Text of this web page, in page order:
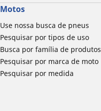
Motos
Use nossa busca de pneus
Pesquisar por tipos de uso
Busca por família de produtos
Pesquisar por marca de moto
Pesquisar por medida